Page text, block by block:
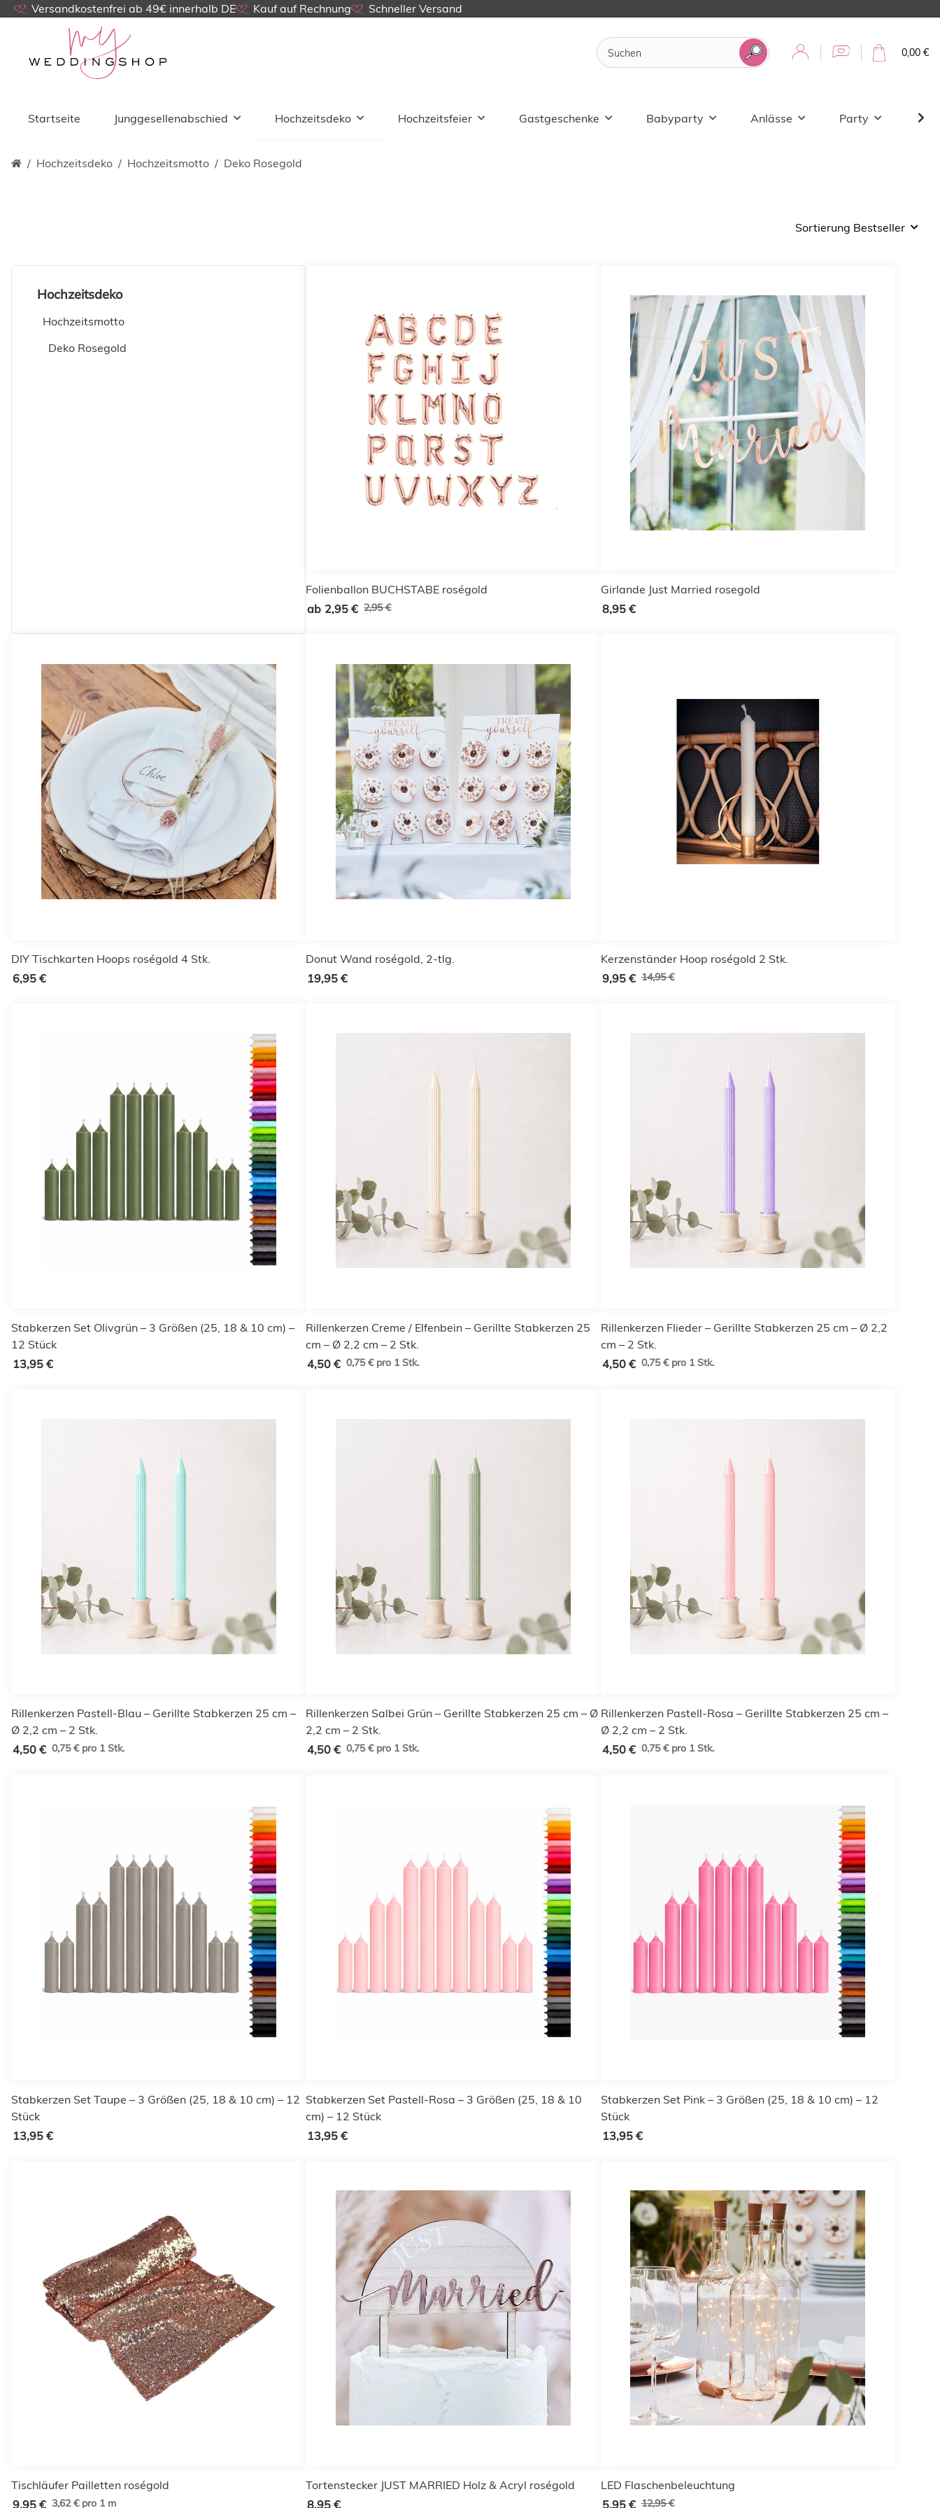
Versandkostenfrei ab 49€ innerhalb DE Kauf auf Rechnung Schneller Versand
0,00 €
Startseite Junggesellenabschied Hochzeitsdeko Hochzeitsfeier Gastgeschenke Babyparty Anlässe Party Sale
Hochzeitsdeko Hochzeitsmotto Deko Rosegold
Sortierung Bestseller
Hochzeitsdeko
Hochzeitsmotto
Deko Rosegold
Folienballon BUCHSTABE roségold
ab 2,95 € 2,95 €
Girlande Just Married rosegold
8,95 €
DIY Tischkarten Hoops roségold 4 Stk.
6,95 €
Donut Wand roségold, 2-tlg.
19,95 €
Kerzenständer Hoop roségold 2 Stk.
9,95 € 14,95 €
Stabkerzen Set Olivgrün – 3 Größen (25, 18 & 10 cm) –
12 Stück
13,95 €
Rillenkerzen Creme / Elfenbein – Gerillte Stabkerzen 25
cm – Ø 2,2 cm – 2 Stk.
4,50 € 0,75 € pro 1 Stk.
Rillenkerzen Flieder – Gerillte Stabkerzen 25 cm – Ø 2,2
cm – 2 Stk.
4,50 € 0,75 € pro 1 Stk.
Rillenkerzen Pastell-Blau – Gerillte Stabkerzen 25 cm –
Ø 2,2 cm – 2 Stk.
4,50 € 0,75 € pro 1 Stk.
Rillenkerzen Salbei Grün – Gerillte Stabkerzen 25 cm – Ø
2,2 cm – 2 Stk.
4,50 € 0,75 € pro 1 Stk.
Rillenkerzen Pastell-Rosa – Gerillte Stabkerzen 25 cm –
Ø 2,2 cm – 2 Stk.
4,50 € 0,75 € pro 1 Stk.
Stabkerzen Set Taupe – 3 Größen (25, 18 & 10 cm) – 12
Stück
13,95 €
Stabkerzen Set Pastell-Rosa – 3 Größen (25, 18 & 10
cm) – 12 Stück
13,95 €
Stabkerzen Set Pink – 3 Größen (25, 18 & 10 cm) – 12
Stück
13,95 €
Tischläufer Pailletten roségold
9,95 € 3,62 € pro 1 m
Tortenstecker JUST MARRIED Holz & Acryl roségold
8,95 €
LED Flaschenbeleuchtung
5,95 € 12,95 €